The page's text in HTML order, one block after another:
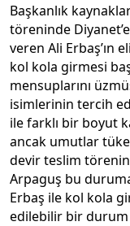
Başkanlık
töreninde
veren Ali Erbaş’ın
kol kola girmesi
mensuplarını
isimlerinin tercih
ile farklı bir boyut
ancak umutlar
devir teslim
Arpaguş bu
Erbaş ile kol kola
edilebilir bir